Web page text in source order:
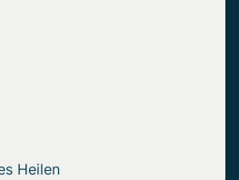
Heilen